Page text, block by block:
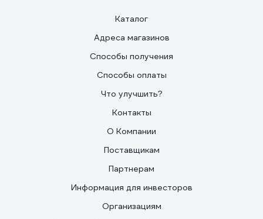
Каталог
Адреса магазинов
Способы получения
Способы оплаты
Что улучшить?
Контакты
О Компании
Поставщикам
Партнерам
Информация для инвесторов
Организациям